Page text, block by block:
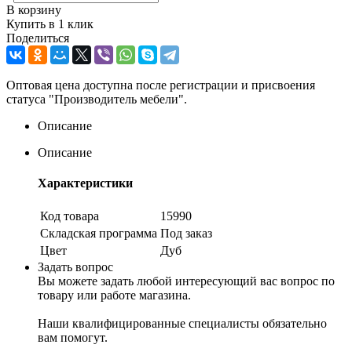
В корзину
Купить в 1 клик
Поделиться
Оптовая цена доступна после регистрации и присвоения
статуса "Производитель мебели".
Описание
Описание
Характеристики
Код товара
15990
Складская программа Под заказ
Цвет
Дуб
Задать вопрос
Вы можете задать любой интересующий вас вопрос по
товару или работе магазина.
Наши квалифицированные специалисты обязательно
вам помогут.